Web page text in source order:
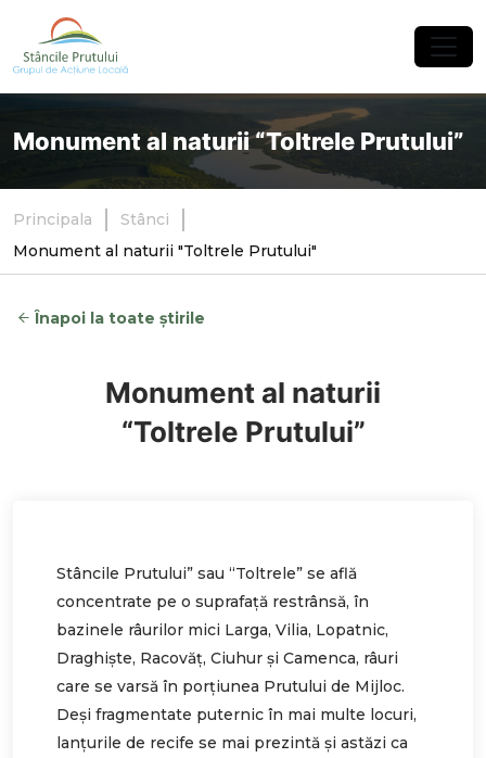
×
Monument al naturii “Toltrele Prutului”
Principala
Stânci
Monument al naturii "Toltrele Prutului"
Înapoi la toate știrile
Monument al naturii
“Toltrele Prutului”
Stâncile Prutului” sau “Toltrele” se află
concentrate pe o suprafaţă restrânsă, în
bazinele râurilor mici Larga, Vilia, Lopatnic,
Draghişte, Racovăţ, Ciuhur şi Camenca, râuri
care se varsă în porţiunea Prutului de Mijloc.
Deşi fragmentate puternic în mai multe locuri,
lanţurile de recife se mai prezintă şi astăzi ca